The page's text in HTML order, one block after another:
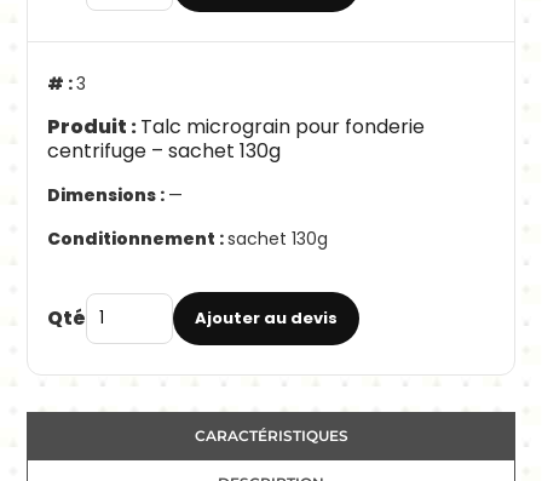
3
Talc micrograin pour fonderie
centrifuge – sachet 130g
—
sachet 130g
Qté Ajouter au devis
CARACTÉRISTIQUES